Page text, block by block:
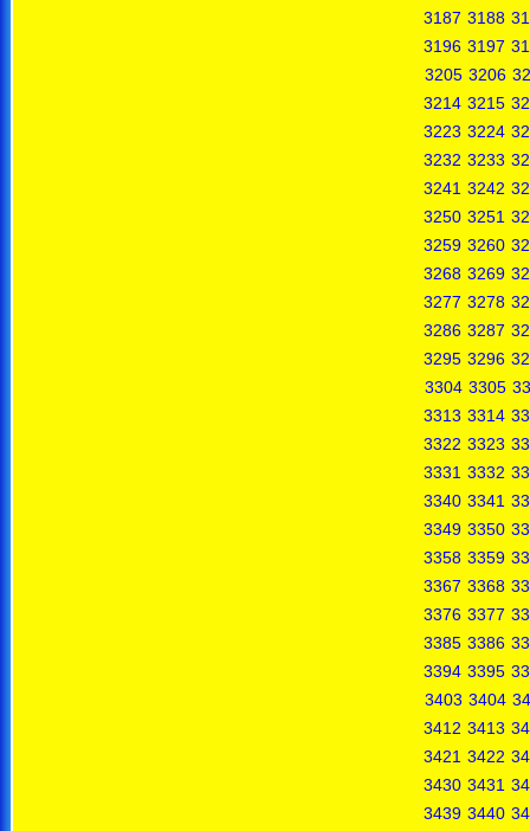
3187 3188
3196 3197
3205 3206
3214 3215
3223 3224
3232 3233
3241 3242
3250 3251
3259 3260
3268 3269
3277 3278
3286 3287
3295 3296
3304 3305
3313 3314
3322 3323
3331 3332
3340 3341
3349 3350
3358 3359
3367 3368
3376 3377
3385 3386
3394 3395
3403 3404
3412 3413
3421 3422
3430 3431
3439 3440